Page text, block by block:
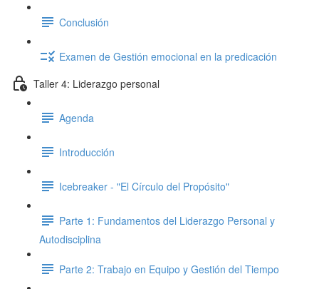
Conclusión
Examen de Gestión emocional en la predicación
Taller 4: Liderazgo personal
Agenda
Introducción
Icebreaker - "El Círculo del Propósito"
Parte 1: Fundamentos del Liderazgo Personal y
Autodisciplina
Parte 2: Trabajo en Equipo y Gestión del Tiempo